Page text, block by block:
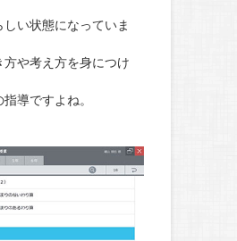
しい状態になっていま
方や考え方を身につけ
導ですよね。